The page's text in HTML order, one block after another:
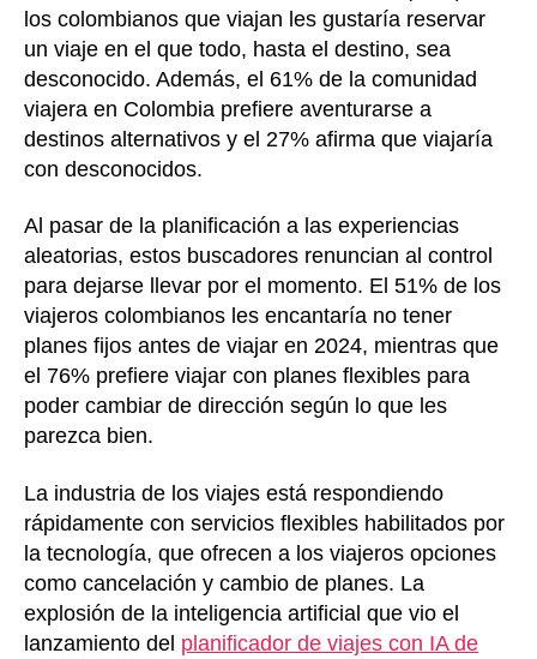
los colombianos que viajan les gustaría reservar
un viaje en el que todo, hasta el destino, sea
desconocido. Además, el 61% de la comunidad
viajera en Colombia prefiere aventurarse a
destinos alternativos y el 27% afirma que viajaría
con desconocidos.
Al pasar de la planificación a las experiencias
aleatorias, estos buscadores renuncian al control
para dejarse llevar por el momento. El 51% de los
viajeros colombianos les encantaría no tener
planes fijos antes de viajar en 2024, mientras que
el 76% prefiere viajar con planes flexibles para
poder cambiar de dirección según lo que les
parezca bien.
La industria de los viajes está respondiendo
rápidamente con servicios flexibles habilitados por
la tecnología, que ofrecen a los viajeros opciones
como cancelación y cambio de planes. La
explosión de la inteligencia artificial que vio el
lanzamiento del planificador de viajes con IA de